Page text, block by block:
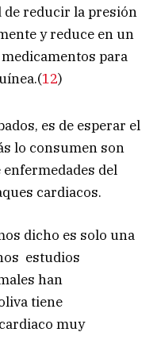
de reducir la presión
y reduce en un
para
12)
es de esperar el
lo consumen son
del
cardiacos.
dicho es solo una
estudios
han
tiene
muy